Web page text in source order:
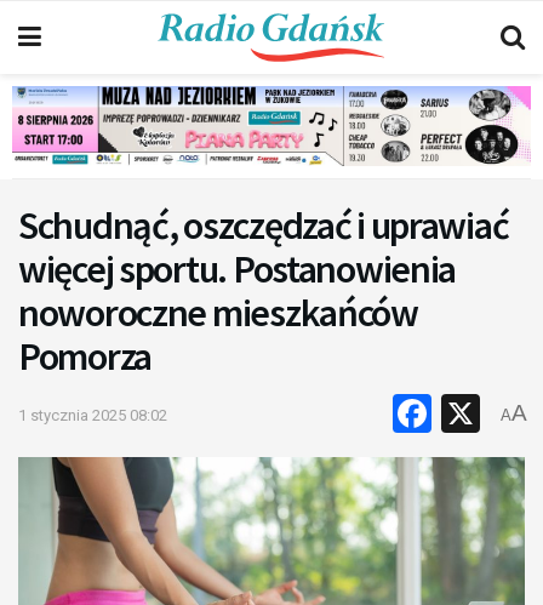
Schudnąć, oszczędzać i uprawiać
więcej sportu. Postanowienia
noworoczne mieszkańców
Pomorza
1 stycznia 2025 08:02 X
AA